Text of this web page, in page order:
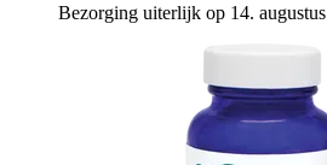
Bezorging uiterlijk op 14. augustus